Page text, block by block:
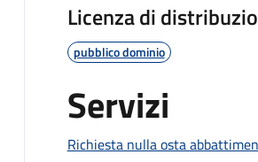
Licenza di
pubblico dominio
Servizi
Richiesta nulla osta